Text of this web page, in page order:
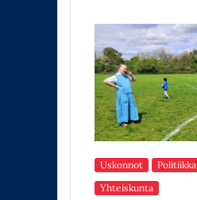
Uskonnot
Politiikka
Yhteiskunta